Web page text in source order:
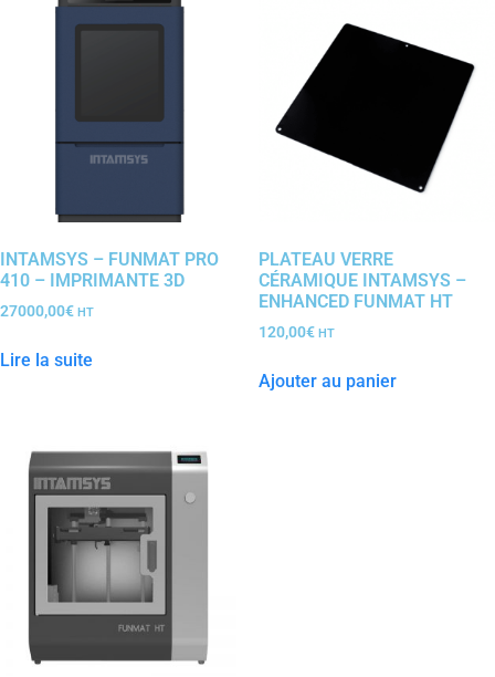
INTAMSYS – FUNMAT PRO
410 – IMPRIMANTE 3D
27000,00€ HT
Lire la suite
PLATEAU VERRE
CÉRAMIQUE INTAMSYS –
ENHANCED FUNMAT HT
120,00€ HT
Ajouter au panier